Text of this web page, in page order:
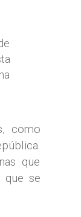
como
que
que se